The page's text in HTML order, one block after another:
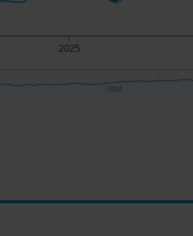
2025
2024
2024